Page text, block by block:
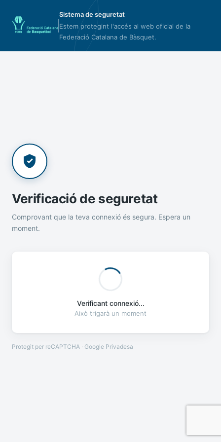
Sistema de seguretat
Estem protegint l'accés al web oficial de la
Federació Catalana de Bàsquet.
Verificació de seguretat
Comprovant que la teva connexió és segura. Espera un
moment.
Verificant connexió...
Això trigarà un moment
Protegit per reCAPTCHA · Google Privadesa